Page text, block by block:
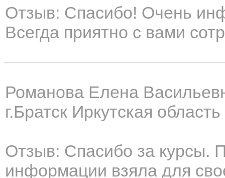
Отзыв: Спасибо! Очень
Всегда приятно с вами
Романова Елена
г.Братск Иркутская область
Отзыв: Спасибо за курсы.
информации взяла для